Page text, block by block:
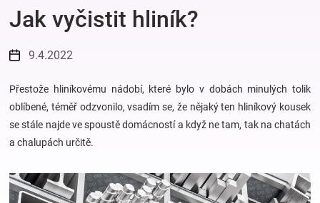
oblečení
Pokojíček
a
kojenecká
Jak vyčistit hliník?
9.4.2022
Přestože hliníkovému nádobí, které bylo v dobách minulých tolik
oblíbené, téměř odzvonilo, vsadím se, že nějaký ten hliníkový kousek
se stále najde ve spoustě domácností a když ne tam, tak na chatách
a chalupách určitě.